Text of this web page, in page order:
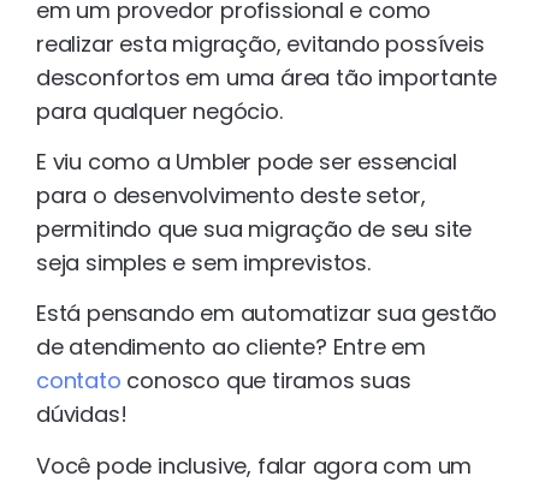
em um provedor profissional e como
realizar esta migração, evitando possíveis
desconfortos em uma área tão importante
para qualquer negócio.
E viu como a Umbler pode ser essencial
para o desenvolvimento deste setor,
permitindo que sua migração de seu site
seja simples e sem imprevistos.
Está pensando em automatizar sua gestão
de atendimento ao cliente? Entre em
contato conosco que tiramos suas
dúvidas!
Você pode inclusive, falar agora com um